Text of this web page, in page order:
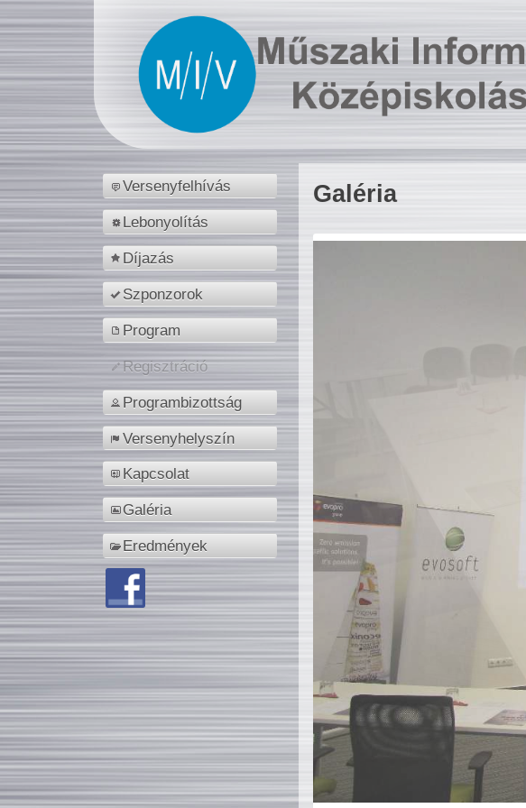
Versenyfelhívás
Lebonyolítás
Díjazás
Szponzorok
Program
Regisztráció
Programbizottság
Versenyhelyszín
Kapcsolat
Galéria
Eredmények
Galéria